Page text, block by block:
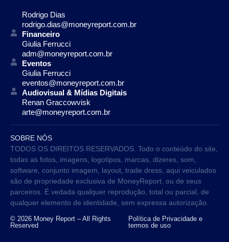
Rodrigo Dias
rodrigo.dias@moneyreport.com.br
Financeiro
Giulia Ferrucci
adm@moneyreport.com.br
Eventos
Giulia Ferrucci
eventos@moneyreport.com.br
Audiovisual & Mídias Digitais
Renan Graccowvisk
arte@moneyreport.com.br
SOBRE NÓS
TODOS OS DIREITOS RESERVADOS. Todo o conteúdo do site,
todas as fotos, imagens, logotipos, marcas, dizeres, som,
software, conjunto imagem, layout, trade dress, aqui veiculados
são de propriedade exclusiva de MoneyReport. ou de seus
parceiros. É vedada qualquer reprodução, total ou parcial, de
qualquer elemento de identidade, sem expressa autorização.
© 2026 Money Report – All Rights
Reserved
Política de Privacidade e
termos de uso